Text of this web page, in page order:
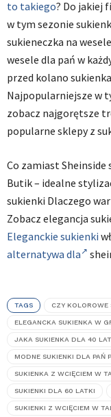
to takiego? Do jakiej
w tym sezonie
sukieneczka na
wesele dla pań w
przed kolano
Najpopularniejsze w
zobacz najgorętsze
popularne sklepy z
Co zamiast Sheinside
Butik – idealne
sukienki Dlaczego
Zobacz elegancja
Eleganckie sukienki
alternatywa dla
TAGS CZY KOLOROWE
ELEGANCKA SUKIENKA W
JAKA SUKIENKA DLA 40
MODNE SUKIENKI DLA PAŃ
SUKIENKA Z WCIĘCIEM W
SUKIENKI DLA 60 LATKI
SUKIENKI Z WCIĘCIEM W